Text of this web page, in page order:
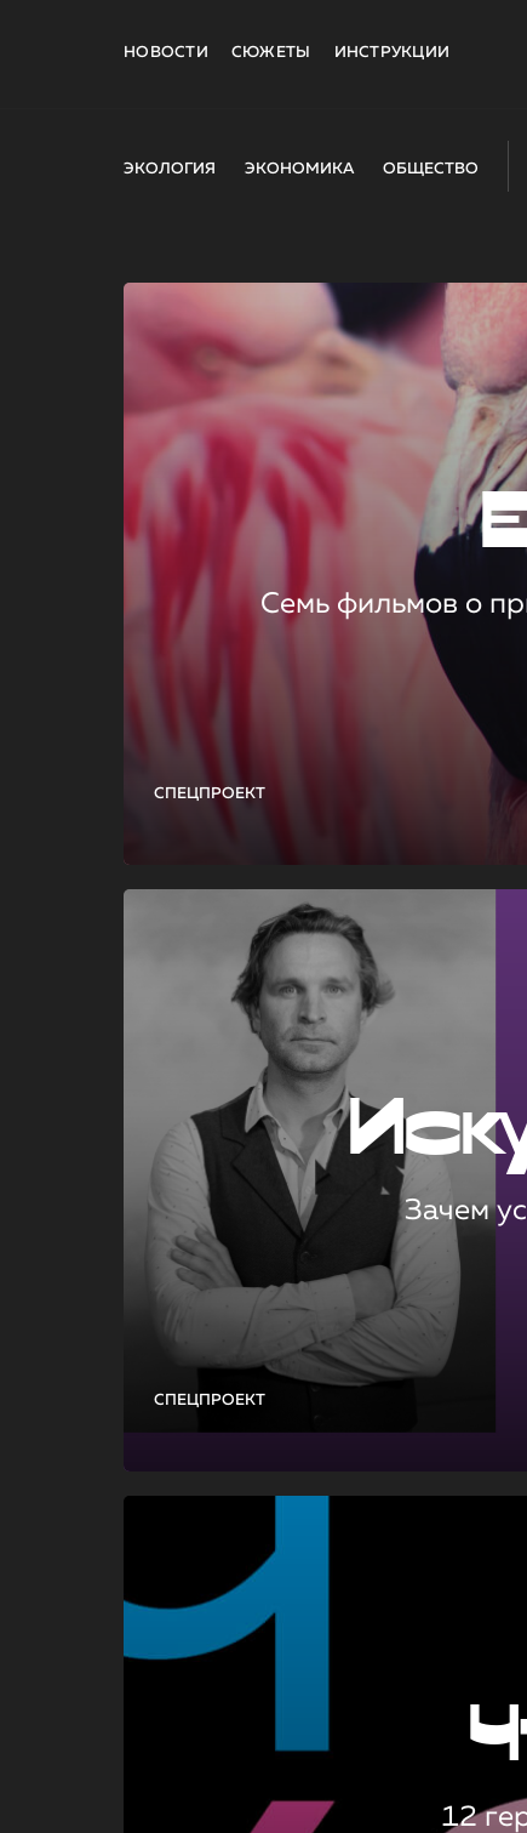
НОВОСТИ СЮЖЕТЫ ИНСТРУКЦИИ
ЭКОЛОГИЯ ЭКОНОМИКА ОБЩЕСТВО
СПЕЦПРОЕКТ
Семь фильмов о
СПЕЦПРОЕКТ
Зачем
12